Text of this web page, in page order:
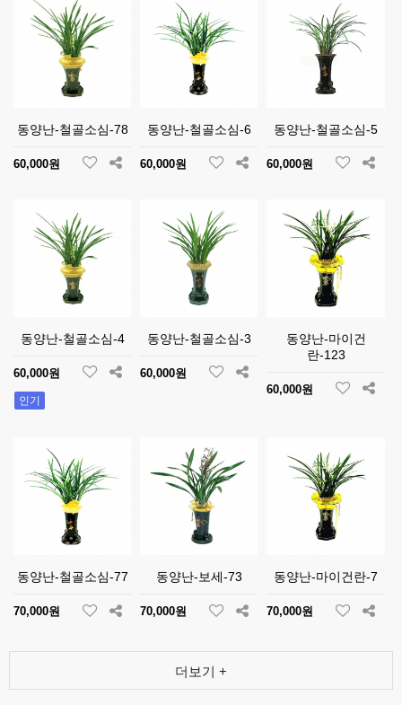
동양난-철골소심-78
60,000원
동양난-철골소심-6
60,000원
동양난-철골소심-5
60,000원
동양난-철골소심-4
60,000원
인기
동양난-철골소심-3
60,000원
동양난-마이건
란-123
60,000원
동양난-철골소심-77
70,000원
동양난-보세-73
70,000원
동양난-마이건란-7
70,000원
더보기 +